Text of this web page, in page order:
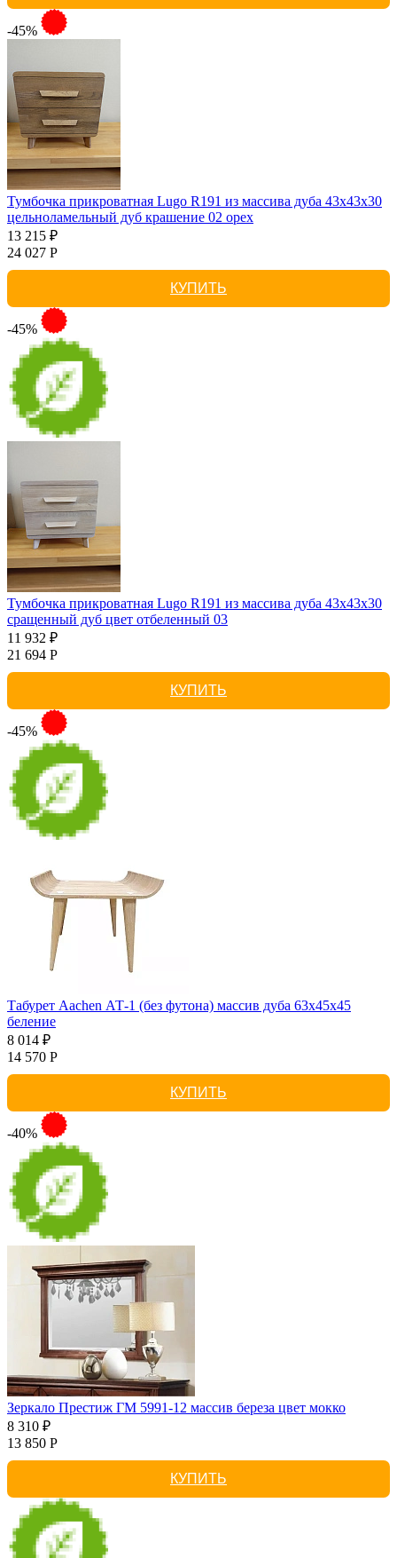
-45%
Тумбочка прикроватная Lugo R191 из массива дуба 43х43х30
цельноламельный дуб крашение 02 орех
13 215 ₽
24 027 Р
КУПИТЬ
-45%
Тумбочка прикроватная Lugo R191 из массива дуба 43х43х30
сращенный дуб цвет отбеленный 03
11 932 ₽
21 694 Р
КУПИТЬ
-45%
Табурет Aachen АТ-1 (без футона) массив дуба 63х45х45
беление
8 014 ₽
14 570 Р
КУПИТЬ
-40%
Зеркало Престиж ГМ 5991-12 массив береза цвет мокко
8 310 ₽
13 850 Р
КУПИТЬ